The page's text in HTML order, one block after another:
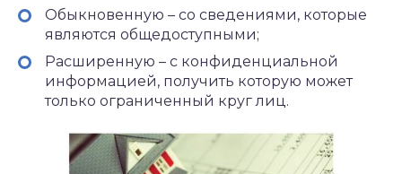
Обыкновенную – со сведениями, которые
являются общедоступными;
Расширенную – с конфиденциальной
информацией, получить которую может
только ограниченный круг лиц.